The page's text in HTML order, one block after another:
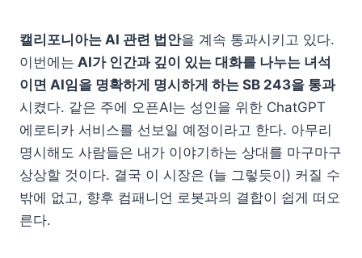
캘리포니아는 AI 관련 법안을 계속 통과시키고 있다.
이번에는 AI가 인간과 깊이 있는 대화를 나누는 녀석
이면 AI임을 명확하게 명시하게 하는 SB 243을 통과
시켰다. 같은 주에 오픈AI는 성인을 위한 ChatGPT
에로티카 서비스를 선보일 예정이라고 한다. 아무리
명시해도 사람들은 내가 이야기하는 상대를 마구마구
상상할 것이다. 결국 이 시장은 (늘 그렇듯이) 커질 수
밖에 없고, 향후 컴패니언 로봇과의 결합이 쉽게 떠오
른다.